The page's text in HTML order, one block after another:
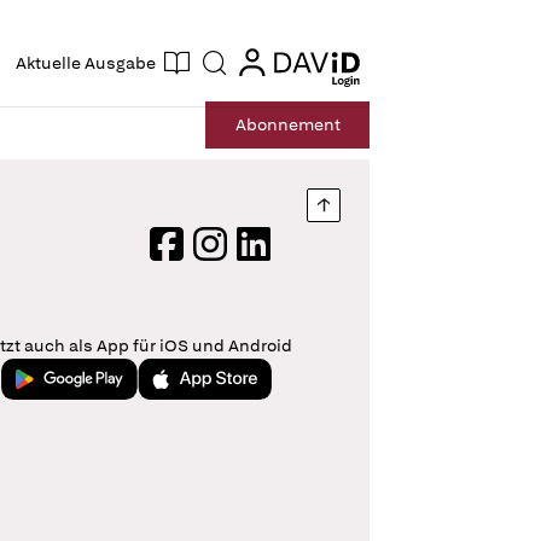
Aktuelle Ausgabe Suche login
login
Abonnement
Nach oben springen
FacebookInstagram
LinkedIn
auch als App für iOS und Android
Jetzt bei Google PlayLaden im App Store